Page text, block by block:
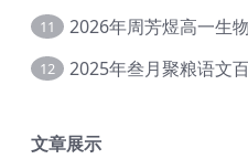
11
12
文章展示